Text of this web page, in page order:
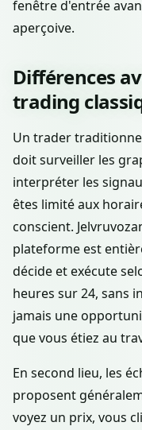
fenêtre d'entrée
aperçoive.
Différences
trading
Un trader
doit surveiller les
interpréter les
êtes limité aux
conscient.
plateforme est
décide et exécute
heures sur 24, sans
jamais une
que vous étiez au
En second lieu, les
proposent
voyez un prix, vous